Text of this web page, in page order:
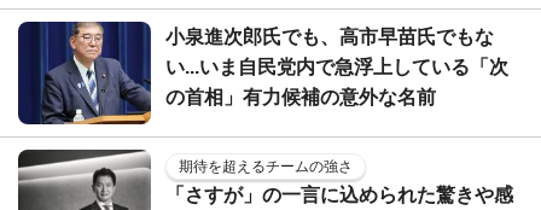
小泉進次郎氏でも、高市早苗氏でもな
い...いま自民党内で急浮上している「次
の首相」有力候補の意外な名前
期待を超えるチームの強さ
「さすが」の一言に込められた驚きや感